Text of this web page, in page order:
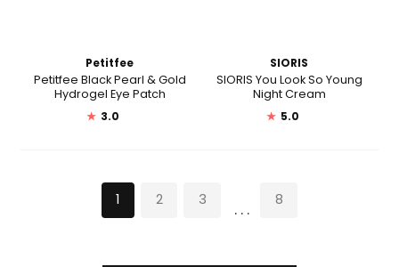
Petitfee
Petitfee Black Pearl & Gold
Hydrogel Eye Patch
★ 3.0
SIORIS
SIORIS You Look So Young
Night Cream
★ 5.0
1 2 3 ... 8